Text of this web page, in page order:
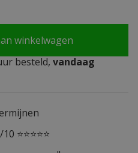
winkelwagen
besteld, vandaag
⭐⭐⭐⭐⭐